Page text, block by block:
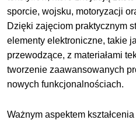
sporcie, wojsku, motoryzacji
Dzięki zajęciom praktycznym
elementy elektroniczne, takie
przewodzące, z materiałami
tworzenie zaawansowanych
nowych funkcjonalnościach.
Ważnym aspektem